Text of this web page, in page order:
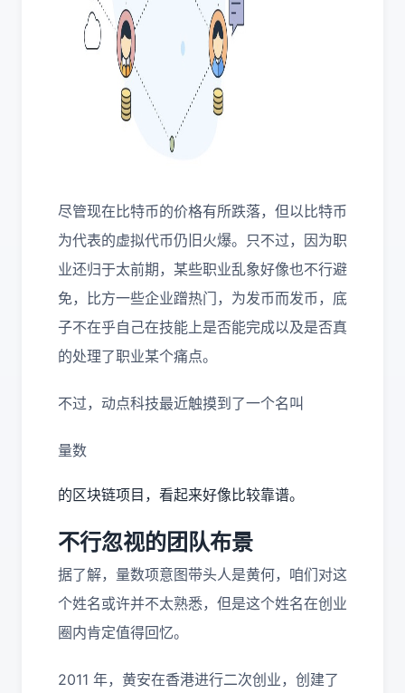
尽管现在比特币的价格有所跌落，但以比特币
为代表的虚拟代币仍旧火爆。只不过，因为职
业还归于太前期，某些职业乱象好像也不行避
免，比方一些企业蹭热门，为发币而发币，底
子不在乎自己在技能上是否能完成以及是否真
的处理了职业某个痛点。
不过，动点科技最近触摸到了一个名叫
量数
的区块链项目，看起来好像比较靠谱。
不行忽视的团队布景
据了解，量数项意图带头人是黄何，咱们对这
个姓名或许并不太熟悉，但是这个姓名在创业
圈内肯定值得回忆。
2011 年，黄安在香港进行二次创业，创建了